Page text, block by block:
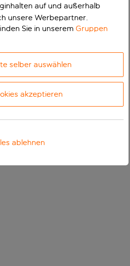
auf und außerhalb
unsere Werbepartner.
Sie in unseremGruppen
selber auswählen
akzeptieren
ablehnen